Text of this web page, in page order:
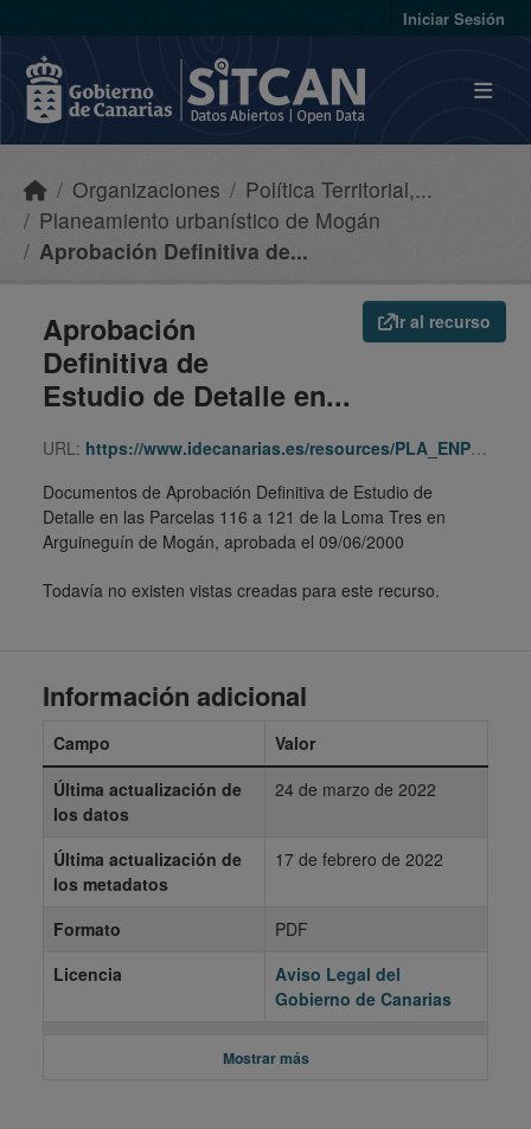
Iniciar Sesión
Organizaciones
Política Territorial,...
Planeamiento urbanístico de Mogán
Aprobación Definitiva de...
Ir al recurso
Aprobación
Definitiva de
Estudio de Detalle en...
URL: https://www.idecanarias.es/resources/PLA_ENP_URB/URB_PLA/GC/Moga/ed-lomatresarg/indice.html
Documentos de Aprobación Definitiva de Estudio de
Detalle en las Parcelas 116 a 121 de la Loma Tres en
Arguineguín de Mogán, aprobada el 09/06/2000
Todavía no existen vistas creadas para este recurso.
Información adicional
Campo
Valor
Última actualización de
los datos
24 de marzo de 2022
Última actualización de
los metadatos
17 de febrero de 2022
Formato
PDF
Licencia
Aviso Legal del
Gobierno de Canarias
Mostrar más